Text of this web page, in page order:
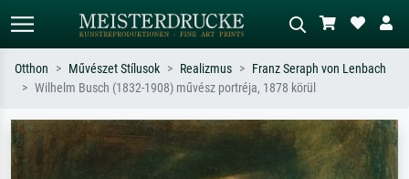
Keressen művész, műcím vagy stílus
szerint – pl. Monet, Csillagos éj,
impresszionizmus, Hokusai-hullám,
Írja le a jelenetet – pl. zöld rét, sok
piros absztrakt, sötét olajkép, álló akt
egy fa mellett.
Otthon Művészet Stílusok Realizmus
Franz Seraph von Lenbach
Wilhelm Busch (1832-1908) művész portréja, 1878 körül